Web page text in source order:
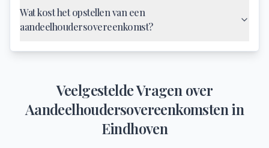
Wat kost het opstellen van een
aandeelhoudersovereenkomst?
Veelgestelde Vragen over
Aandeelhoudersovereenkomstenin
Eindhoven